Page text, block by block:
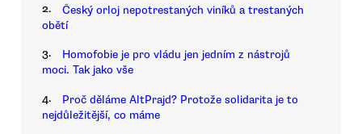
2.
Český orloj nepotrestaných viníků a trestaných
obětí
3.
Homofobie je pro vládu jen jedním z nástrojů
moci. Tak jako vše
4.
Proč děláme AltPrajd? Protože solidarita je to
nejdůležitější, co máme